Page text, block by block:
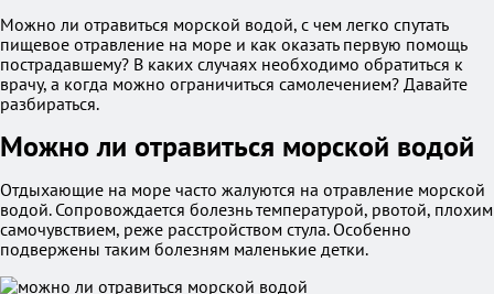
Можно ли отравиться морской водой, с чем легко спутать
пищевое отравление на море и как оказать первую помощь
пострадавшему? В каких случаях необходимо обратиться к
врачу, а когда можно ограничиться самолечением? Давайте
разбираться.
Можно ли отравиться морской водой
Отдыхающие на море часто жалуются на отравление морской
водой. Сопровождается болезнь температурой, рвотой, плохим
самочувствием, реже расстройством стула. Особенно
подвержены таким болезням маленькие детки.